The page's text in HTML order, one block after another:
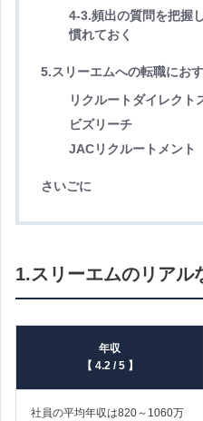
4-3.頻出の質問を把握
慣れておく
5.スリーエムへの転職にお
リクルートダイレクト
ビズリーチ
JACリクルートメント
さいごに
1.スリーエムのリアル
年収
【 4.2 / 5 】
社員の平均年収は820～1060万